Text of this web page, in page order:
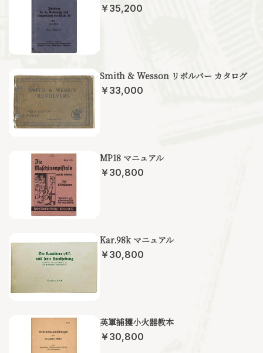
￥35,200
Smith & Wesson リボルバー カタログ
￥33,000
MP18 マニュアル
￥30,800
Kar.98k マニュアル
￥30,800
英軍捕獲小火器教本
￥30,800